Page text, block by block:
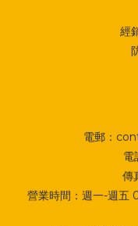
經
電郵：
電
傳
營業時間：週一-週五